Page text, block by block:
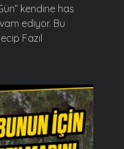
kendine has
ediyor. Bu
Fazıl